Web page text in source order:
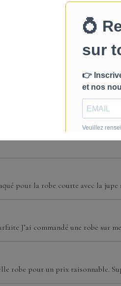
sans bretelles
et dentelle d’Alençon
florale raffinée, décolleté goutte
(gants longs transparents en
éclair discrète au dos
doux pour un confort optimal
et structurée
– environ 65 cm
pour la robe courte avec la jupe
J’ai commandé une robe sur
robe pour un prix raisonnable.